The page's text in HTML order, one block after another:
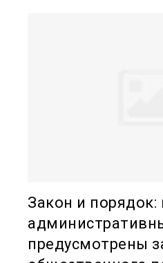
Закон и порядок:
предусмотрены